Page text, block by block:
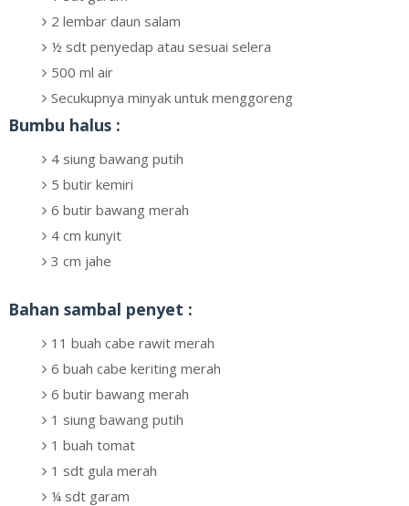
2 lembar daun salam
½ sdt penyedap atau sesuai selera
500 ml air
Secukupnya minyak untuk menggoreng
Bumbu halus :
4 siung bawang putih
5 butir kemiri
6 butir bawang merah
4 cm kunyit
3 cm jahe
Bahan sambal penyet :
11 buah cabe rawit merah
6 buah cabe keriting merah
6 butir bawang merah
1 siung bawang putih
1 buah tomat
1 sdt gula merah
¼ sdt garam